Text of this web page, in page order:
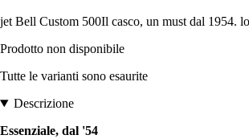
jet Bell Custom 500Il casco, un must dal 1954.
Prodotto non disponibile
Tutte le varianti sono esaurite
Descrizione
Essenziale, dal '54